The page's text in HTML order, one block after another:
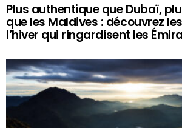
Plus authentique que Dubaï,
que les Maldives : découvrez
l’hiver qui ringardisent les